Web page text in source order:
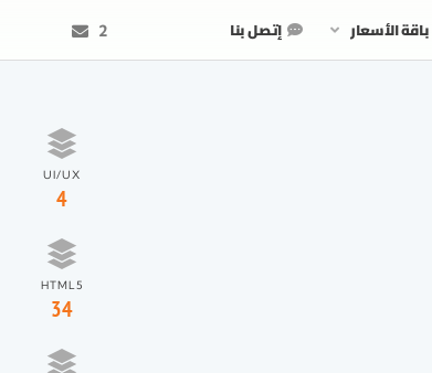
باقة الأسعار إتصل بنا 2
UI/UX
4
HTML5
34